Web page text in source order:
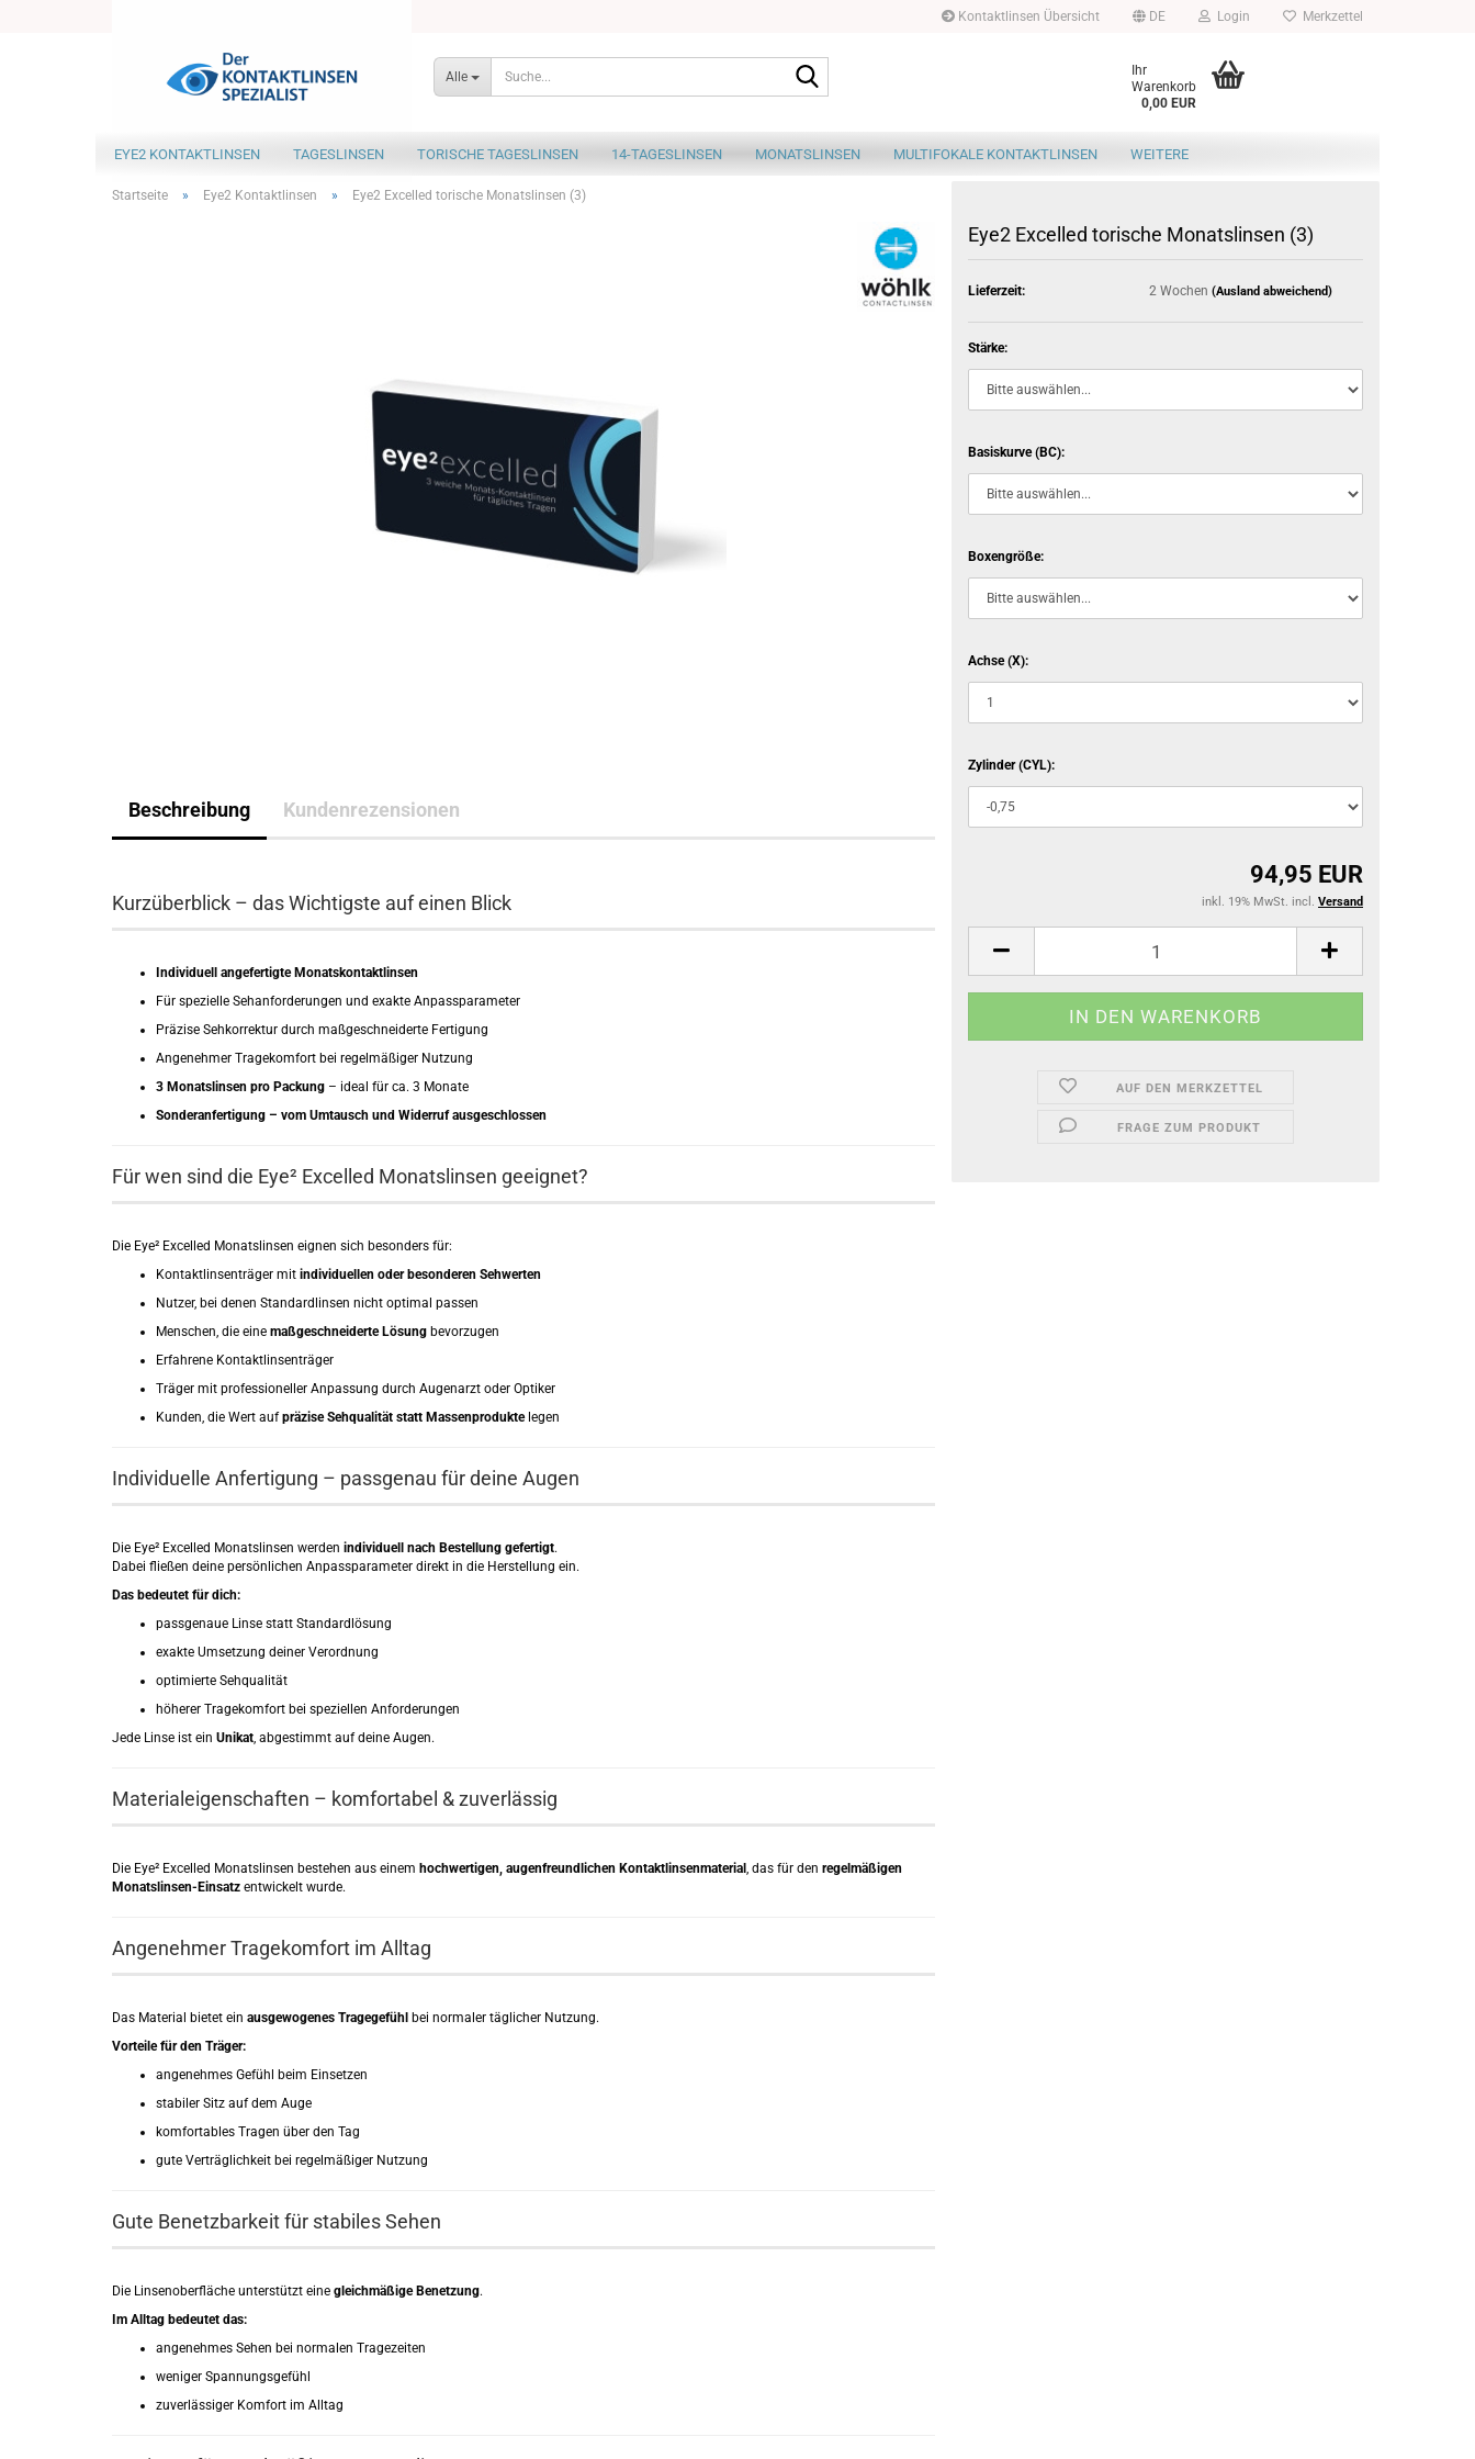
Kontaktlinsen Übersicht DE Login Merkzettel
Alle
Ihr
Warenkorb
0,00 EUR
EYE2 KONTAKTLINSEN TAGESLINSEN TORISCHE TAGESLINSEN 14-TAGESLINSEN MONATSLINSEN MULTIFOKALE KONTAKTLINSEN WEITERE
Startseite » Eye2 Kontaktlinsen » Eye2 Excelled torische Monatslinsen (3)
Eye2 Excelled torische Monatslinsen (3)
Lieferzeit: 2 Wochen (Ausland abweichend)
Stärke:
Basiskurve (BC):
Boxengröße:
Achse (X):
Zylinder (CYL):
94,95 EUR
inkl. 19% MwSt. incl. Versand
AUF DEN MERKZETTEL
FRAGE ZUM PRODUKT
Beschreibung Kundenrezensionen
Kurzüberblick – das Wichtigste auf einen Blick
Individuell angefertigte Monatskontaktlinsen
Für spezielle Sehanforderungen und exakte Anpassparameter
Präzise Sehkorrektur durch maßgeschneiderte Fertigung
Angenehmer Tragekomfort bei regelmäßiger Nutzung
3 Monatslinsen pro Packung – ideal für ca. 3 Monate
Sonderanfertigung – vom Umtausch und Widerruf ausgeschlossen
Für wen sind die Eye² Excelled Monatslinsen geeignet?
Die Eye² Excelled Monatslinsen eignen sich besonders für:
Kontaktlinsenträger mit individuellen oder besonderen Sehwerten
Nutzer, bei denen Standardlinsen nicht optimal passen
Menschen, die eine maßgeschneiderte Lösung bevorzugen
Erfahrene Kontaktlinsenträger
Träger mit professioneller Anpassung durch Augenarzt oder Optiker
Kunden, die Wert aufpräzise Sehqualität statt Massenproduktelegen
Individuelle Anfertigung – passgenau für deine Augen
Die Eye² Excelled Monatslinsen werden individuell nach Bestellung gefertigt.
Dabei fließen deine persönlichen Anpassparameter direkt in die Herstellung ein.
Das bedeutet für dich:
passgenaue Linse statt Standardlösung
exakte Umsetzung deiner Verordnung
optimierte Sehqualität
höherer Tragekomfort bei speziellen Anforderungen
Jede Linse ist ein Unikat, abgestimmt auf deine Augen.
Materialeigenschaften – komfortabel & zuverlässig
Die Eye² Excelled Monatslinsen bestehen aus einem hochwertigen, augenfreundlichen Kontaktlinsenmaterial , das für den regelmäßigen
Monatslinsen-Einsatz entwickelt wurde.
Angenehmer Tragekomfort im Alltag
Das Material bietet ein ausgewogenes Tragegefühl bei normaler täglicher Nutzung.
Vorteile für den Träger:
angenehmes Gefühl beim Einsetzen
stabiler Sitz auf dem Auge
komfortables Tragen über den Tag
gute Verträglichkeit bei regelmäßiger Nutzung
Gute Benetzbarkeit für stabiles Sehen
Die Linsenoberfläche unterstützt eine gleichmäßige Benetzung.
Im Alltag bedeutet das:
angenehmes Sehen bei normalen Tragezeiten
weniger Spannungsgefühl
zuverlässiger Komfort im Alltag